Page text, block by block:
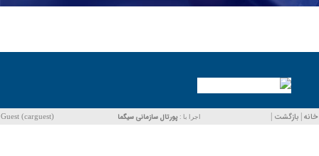
|بازگشت| اجرا با : پورتال سازمانیسیگما Guest (carguest)